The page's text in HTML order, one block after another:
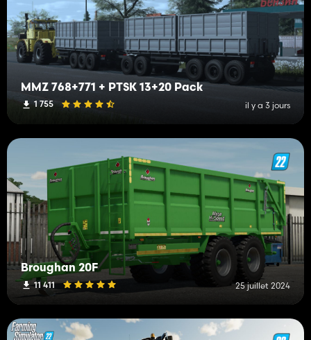
MMZ 768+771 + PTSK 13+20 Pack
1 755 il y a 3 jours
Broughan 20F
11 411 25 juillet 2024